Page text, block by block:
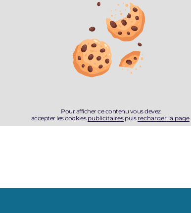
Pour afficher ce contenu vous devez
accepter les cookies publicitairespuis recharger la page.